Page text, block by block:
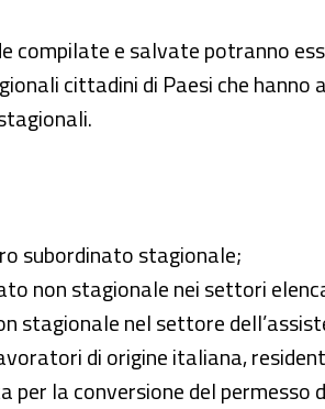
compilate e salvate potranno
cittadini di Paesi che
subordinato stagionale;
non stagionale nei settori
stagionale nel settore
di origine italiana,
la conversione del